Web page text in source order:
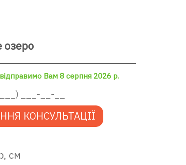
озеро
Вам 8 серпня 2026 р.
КОНСУЛЬТАЦІЇ
см